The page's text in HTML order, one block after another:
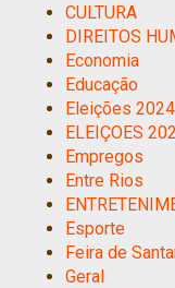
CULTURA
DIREITOS
Economia
Educação
Eleições 2024
ELEIÇOES
Empregos
Entre Rios
Esporte
Feira de
Geral